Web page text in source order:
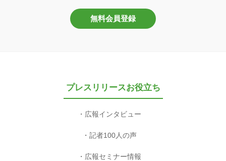
無料会員登録
プレスリリースお役立ち
広報インタビュー
記者100人の声
広報セミナー情報